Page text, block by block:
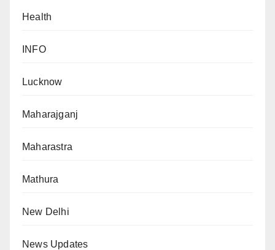
Health
INFO
Lucknow
Maharajganj
Maharastra
Mathura
New Delhi
News Updates